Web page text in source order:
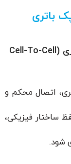
باتری
1. اتصال و فیکس کردن سلول‌های باتری (Cell-To-Cell
اتصال محکم و
ساختار فیزیکی،
شود.